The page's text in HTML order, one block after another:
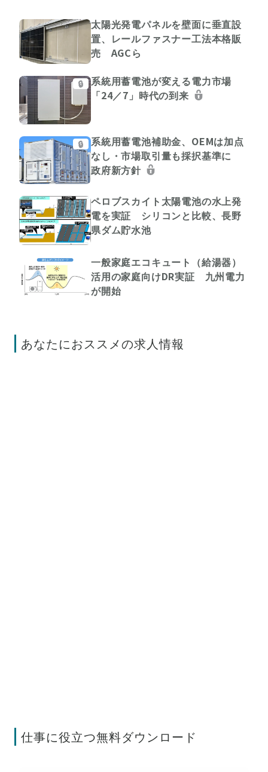
太陽光発電パネルを壁面に垂直設
置、レールファスナー工法本格販
売 AGCら
🔒
系統用蓄電池が変える電力市場
「24／7」時代の到来
🔒
系統用蓄電池補助金、OEMは加点
なし・市場取引量も採択基準に
政府新方針
ペロブスカイト太陽電池の水上発
電を実証 シリコンと比較、長野
県ダム貯水池
一般家庭エコキュート（給湯器）
活用の家庭向けDR実証 九州電力
が開始
あなたにおススメの求人情報
仕事に役立つ無料ダウンロード